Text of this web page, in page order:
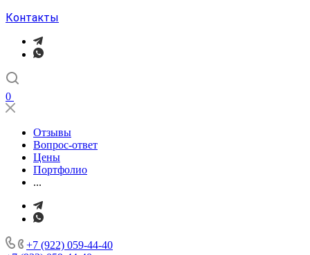
Контакты
0
Отзывы
Вопрос-ответ
Цены
Портфолио
...
+7 (922) 059-44-40